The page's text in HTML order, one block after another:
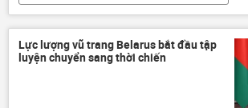
Thế giới
Nga
Ukraina
Cuộc khủng hoảng ở Ukraina
LNR
DNR
Quân sự xung đột quân sự
Lực lượng vũ trang Belarus bắt đầu tập
luyện chuyển sang thời chiến